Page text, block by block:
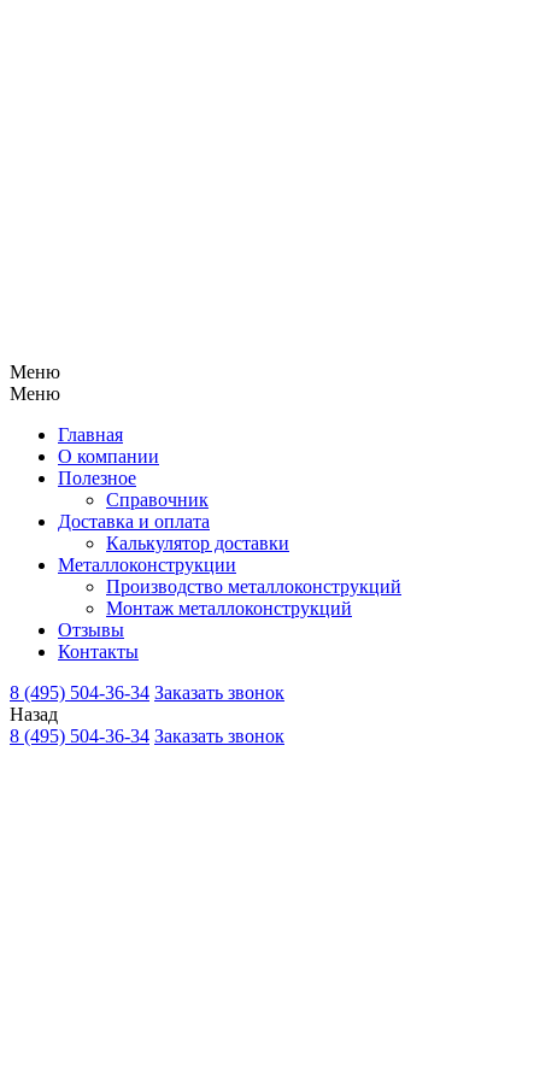
Меню
Меню
Главная
О компании
Полезное
Справочник
Доставка и оплата
Калькулятор доставки
Металлоконструкции
Производство металлоконструкций
Монтаж металлоконструкций
Отзывы
Контакты
8 (495) 504-36-34 Заказать звонок
Назад
8 (495) 504-36-34 Заказать звонок